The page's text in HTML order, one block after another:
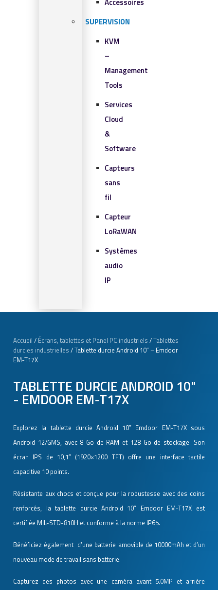
SUPERVISION
KVM
–
Management
Tools
Services
Cloud
&
Software
Capteurs
sans
fil
Capteur
LoRaWAN
Systèmes
audio
IP
CONTACTCONTACT
Accueil / Écrans, tablettes et Panel PC industriels /Tablettes
durcies industrielles / Tablette durcie Android 10″ – Emdoor
EM-T17X
TABLETTE DURCIE ANDROID 10"
- EMDOOR EM-T17X
Explorez la tablette durcie Android 10″ Emdoor EM-T17X sous
Android 12/GMS, avec 8 Go de RAM et 128 Go de stockage. Son
écran IPS de 10,1″ (1920×1200 TFT) offre une interface tactile
capacitive 10 points.
Résistante aux chocs et conçue pour la robustesse avec des coins
renforcés, la tablette durcie Android 10″ Emdoor EM-T17X est
certifiée MIL-STD-810H et conforme à la norme IP65.
Bénéficiez également d’une batterie amovible de 10000mAh et d’un
nouveau mode de travail sans batterie.
Capturez des photos avec une caméra avant 5.0MP et arrière